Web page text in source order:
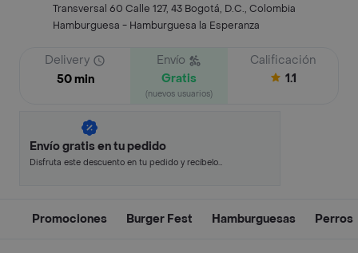
Transversal 60 Calle 127, 43 Bogotá, D.C., Colombia
Hamburguesa - Hamburguesa la Esperanza
Delivery
50 min
Envío
Gratis
(nuevos usuarios)
Calificación
1.1
Envío gratis en tu pedido
Disfruta este descuento en tu pedido y recíbelo
Promociones Burger Fest Hamburguesas Perros